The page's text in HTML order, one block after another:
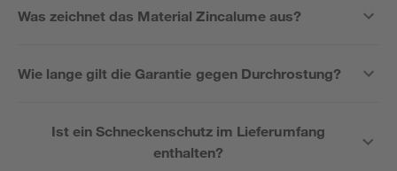
Was zeichnet das Material Zincalume aus?
Wie lange gilt die Garantie gegen Durchrostung?
Ist ein Schneckenschutz im Lieferumfang
enthalten?